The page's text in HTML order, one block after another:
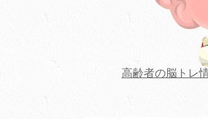
高齢者の脳トレ